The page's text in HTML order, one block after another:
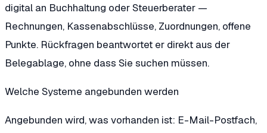
digital an Buchhaltung oder Steuerberater —
Rechnungen, Kassenabschlüsse, Zuordnungen, offene
Punkte. Rückfragen beantwortet er direkt aus der
Belegablage, ohne dass Sie suchen müssen.
Welche Systeme angebunden werden
Angebunden wird, was vorhanden ist: E-Mail-Postfach,